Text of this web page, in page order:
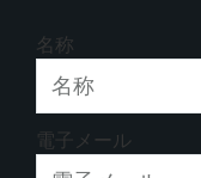
名称
電子メール